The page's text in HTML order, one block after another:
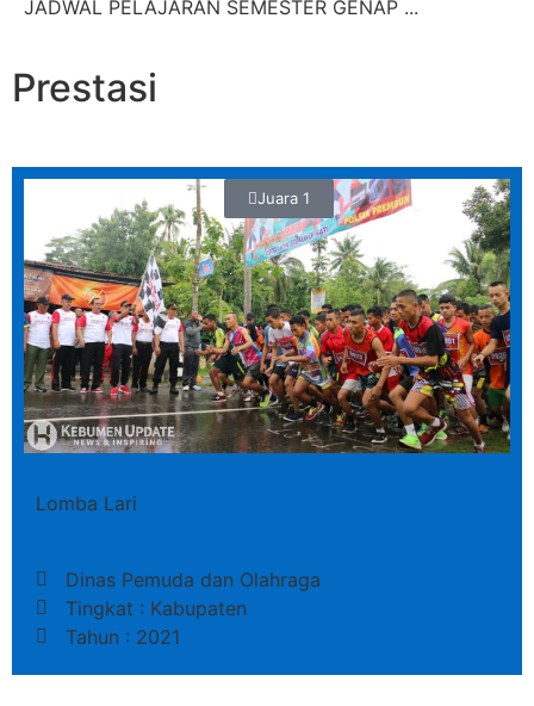
JADWAL PELAJARAN SEMESTER GENAP ...
Prestasi
Juara 1
Lomba Lari
Dinas Pemuda dan Olahraga
Tingkat : Kabupaten
Tahun : 2021